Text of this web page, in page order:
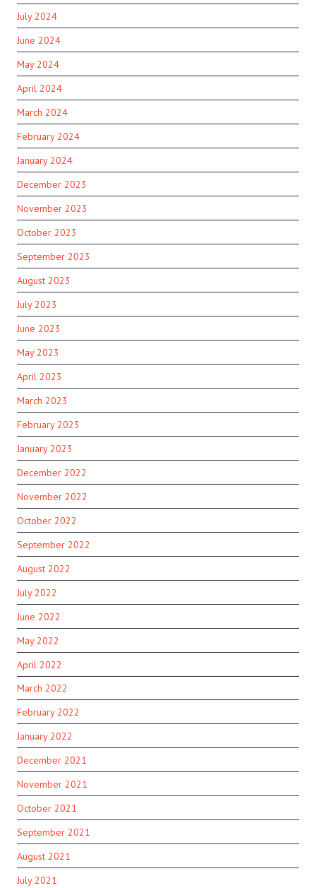
July 2024
June 2024
May 2024
April 2024
March 2024
February 2024
January 2024
December 2023
November 2023
October 2023
September 2023
August 2023
July 2023
June 2023
May 2023
April 2023
March 2023
February 2023
January 2023
December 2022
November 2022
October 2022
September 2022
August 2022
July 2022
June 2022
May 2022
April 2022
March 2022
February 2022
January 2022
December 2021
November 2021
October 2021
September 2021
August 2021
July 2021